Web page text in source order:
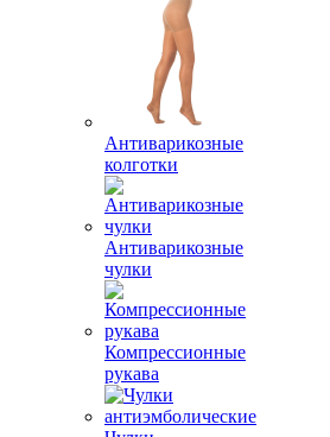
Антиварикозные
колготки
Антиварикозные
чулки
Компрессионные
рукава